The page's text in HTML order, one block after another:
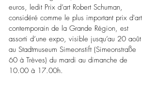
euros, ledit Prix d’art Robert Schuman,
considéré comme le plus important prix d'art
contemporain de la Grande Région, est
assorti d’une expo, visible jusqu’au 20 août
au Stadtmuseum Simeonstift (Simeonstraße
60 à Trèves) du mardi au dimanche de
10.00 à 17.00h.